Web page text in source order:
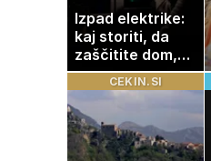
Izpad elektrike:
kaj storiti, da
zaščitite dom,
hrano in
elektronske
naprave
CEKIN.SI